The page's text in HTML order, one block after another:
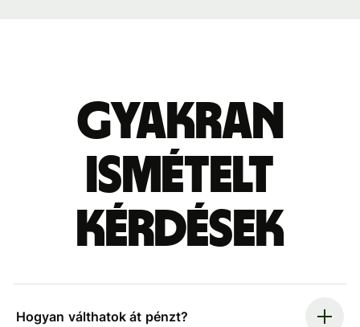
Gyakran
ismételt
kérdések
Hogyan válthatok át pénzt?